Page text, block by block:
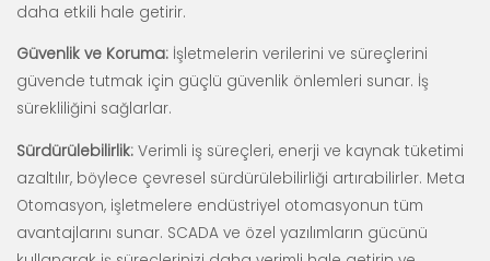
daha etkili hale getirir.
Güvenlik ve Koruma: İşletmelerin verilerini ve süreçlerini
güvende tutmak için güçlü güvenlik önlemleri sunar. İş
sürekliliğini sağlarlar.
Sürdürülebilirlik: Verimli iş süreçleri, enerji ve kaynak tüketimi
azaltılır, böylece çevresel sürdürülebilirliği artırabilirler. Meta
Otomasyon, işletmelere endüstriyel otomasyonun tüm
avantajlarını sunar. SCADA ve özel yazılımların gücünü